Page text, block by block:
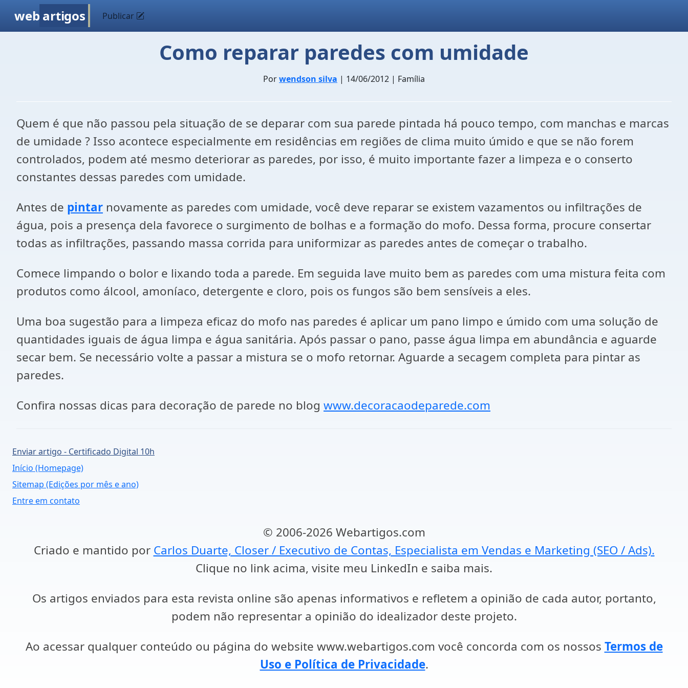
web artigos Publicar
Como reparar paredes com umidade
Porwendson silva | 14/06/2012 | Família
Quem é que não passou pela situação de se deparar com sua parede pintada há pouco tempo, com manchas e marcas
de umidade ? Isso acontece especialmente em residências em regiões de clima muito úmido e que se não forem
controlados, podem até mesmo deteriorar as paredes, por isso, é muito importante fazer a limpeza e o conserto
constantes dessas paredes com umidade.
Antes de pintar novamente as paredes com umidade, você deve reparar se existem vazamentos ou infiltrações de
água, pois a presença dela favorece o surgimento de bolhas e a formação do mofo. Dessa forma, procure consertar
todas as infiltrações, passando massa corrida para uniformizar as paredes antes de começar o trabalho.
Comece limpando o bolor e lixando toda a parede. Em seguida lave muito bem as paredes com uma mistura feita com
produtos como álcool, amoníaco, detergente e cloro, pois os fungos são bem sensíveis a eles.
Uma boa sugestão para a limpeza eficaz do mofo nas paredes é aplicar um pano limpo e úmido com uma solução de
quantidades iguais de água limpa e água sanitária. Após passar o pano, passe água limpa em abundância e aguarde
secar bem. Se necessário volte a passar a mistura se o mofo retornar. Aguarde a secagem completa para pintar as
paredes.
Confira nossas dicas para decoração de parede no blog www.decoracaodeparede.com
Enviar artigo - Certificado Digital 10h
Início (Homepage)
Sitemap (Edições por mês e ano)
Entre em contato
© 2006-2026 Webartigos.com
Criado e mantido por Carlos Duarte, Closer / Executivo de Contas, Especialista em Vendas e Marketing (SEO / Ads).
Clique no link acima, visite meu LinkedIn e saiba mais.
Os artigos enviados para esta revista online são apenas informativos e refletem a opinião de cada autor, portanto,
podem não representar a opinião do idealizador deste projeto.
Ao acessar qualquer conteúdo ou página do website www.webartigos.com você concorda com os nossos Termos de
Uso e Política de Privacidade.